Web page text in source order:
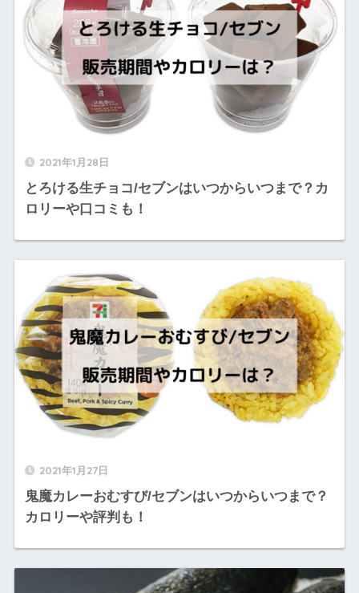
2021年1月28日
とろける生チョコ/セブンはいつからいつまで？カ
ロリーや口コミも！
2021年1月27日
鬼魔カレーおむすび/セブンはいつからいつまで？
カロリーや評判も！